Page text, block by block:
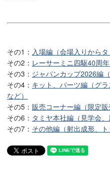
その1： 入場編（会場入りからタ
その2： レーサーミニ四駆40周
その3： ジャパンカップ2026編
その4： キット、パーツ編（グ
など）
その5： 販売コーナー編（限定販
その6： タミヤ本社編（見学会、
その7： その他編（射出成形、ト